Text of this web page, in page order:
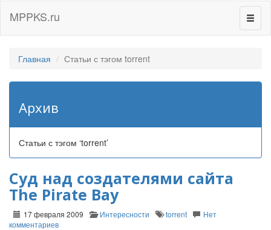
MPPKS.ru
Главная Статьи с тэгом torrent
Архив
Статьи с тэгом ‘torrent’
Суд над создателями сайта
The Pirate Bay
17 февраля 2009 Интересности torrent
Нет
комментариев